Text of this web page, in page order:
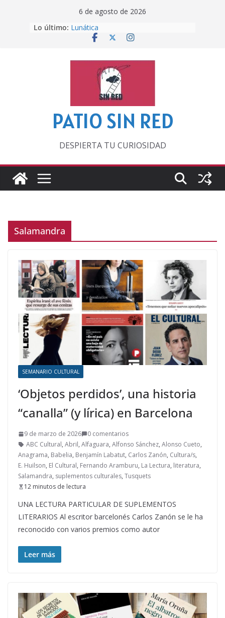
6 de agosto de 2026
Lo último: Lunática
Pero, hasta entonces…
‘La broma infinita’ de recomendar
lecturas veraniegas
Otra del Mundial
PATIO SIN RED
DESPIERTA TU CURIOSIDAD
Salamandra
SEMANARIO CULTURAL
‘Objetos perdidos’, una historia
“canalla” (y lírica) en Barcelona
9 de marzo de 2026
0 comentarios
ABC Cultural, Abril, Alfaguara, Alfonso Sánchez, Alonso Cueto,
Anagrama, Babelia, Benjamín Labatut, Carlos Zanón, Cultura/s,
E. Huilson, El Cultural, Fernando Aramburu, La Lectura, literatura,
Salamandra, suplementos culturales, Tusquets
12 minutos de lectura
UNA LECTURA PARTICULAR DE SUPLEMENTOS
LITERARIOS Al escritor barcelonés Carlos Zanón se le ha
reconocido con varios premios como autor
Leer más